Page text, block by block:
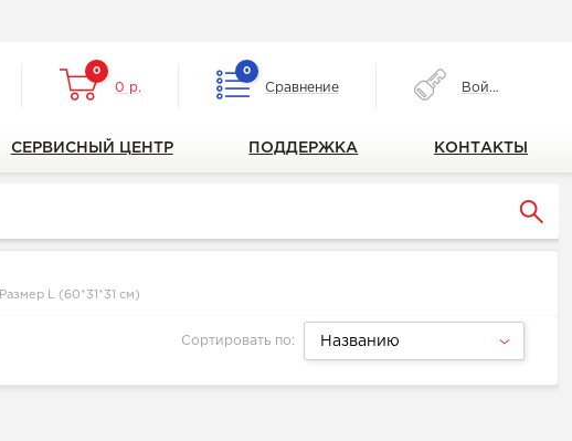
0
0 р.
0
Сравнение Войти
СЕРВИСНЫЙ ЦЕНТР ПОДДЕРЖКА КОНТАКТЫ
Размер L (60*31*31 см)
Сортировать по: Названию